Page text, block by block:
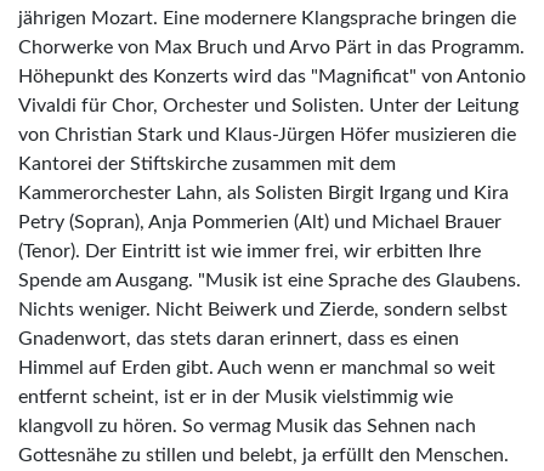
jährigen Mozart. Eine modernere Klangsprache bringen die
Chorwerke von Max Bruch und Arvo Pärt in das Programm.
Höhepunkt des Konzerts wird das "Magnificat" von Antonio
Vivaldi für Chor, Orchester und Solisten. Unter der Leitung
von Christian Stark und Klaus-Jürgen Höfer musizieren die
Kantorei der Stiftskirche zusammen mit dem
Kammerorchester Lahn, als Solisten Birgit Irgang und Kira
Petry (Sopran), Anja Pommerien (Alt) und Michael Brauer
(Tenor). Der Eintritt ist wie immer frei, wir erbitten Ihre
Spende am Ausgang. "Musik ist eine Sprache des Glaubens.
Nichts weniger. Nicht Beiwerk und Zierde, sondern selbst
Gnadenwort, das stets daran erinnert, dass es einen
Himmel auf Erden gibt. Auch wenn er manchmal so weit
entfernt scheint, ist er in der Musik vielstimmig wie
klangvoll zu hören. So vermag Musik das Sehnen nach
Gottesnähe zu stillen und belebt, ja erfüllt den Menschen.